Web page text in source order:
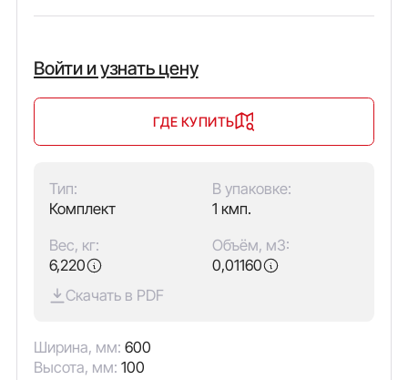
Войти и узнать цену
ГДЕ КУПИТЬ
Тип:
Комплект
В упаковке:
1 кмп.
Вес, кг:
6,220
Объём, м3:
0,01160
Скачать в PDF
Ширина, мм: 600
Высота, мм: 100